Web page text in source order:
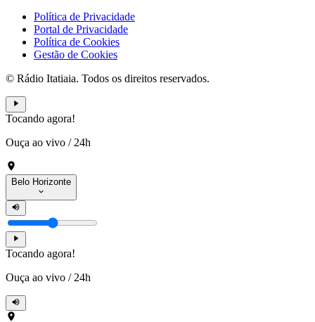
Política de Privacidade
Portal de Privacidade
Política de Cookies
Gestão de Cookies
© Rádio Itatiaia. Todos os direitos reservados.
Tocando agora!
Ouça ao vivo / 24h
Belo Horizonte
Tocando agora!
Ouça ao vivo / 24h